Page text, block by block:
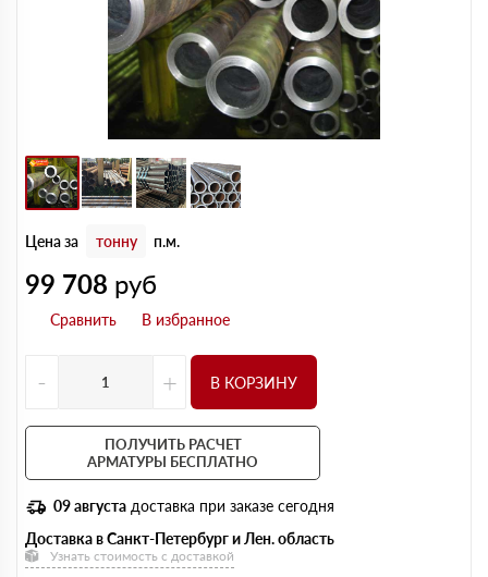
Цена за тонну п.м.
99 708 руб
- + В КОРЗИНУ
ПОЛУЧИТЬ РАСЧЕТ
АРМАТУРЫ БЕСПЛАТНО
09 августа доставка при заказе сегодня
Доставка в Санкт-Петербург и Лен. область
Узнать стоимость с доставкой